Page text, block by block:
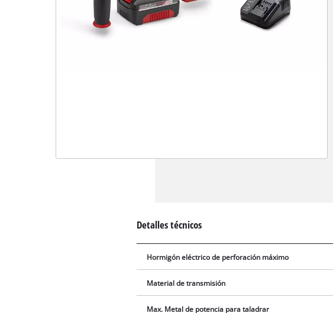
Detalles técnicos
Hormigón eléctrico de perforación máximo
Material de transmisión
Max. Metal de potencia para taladrar